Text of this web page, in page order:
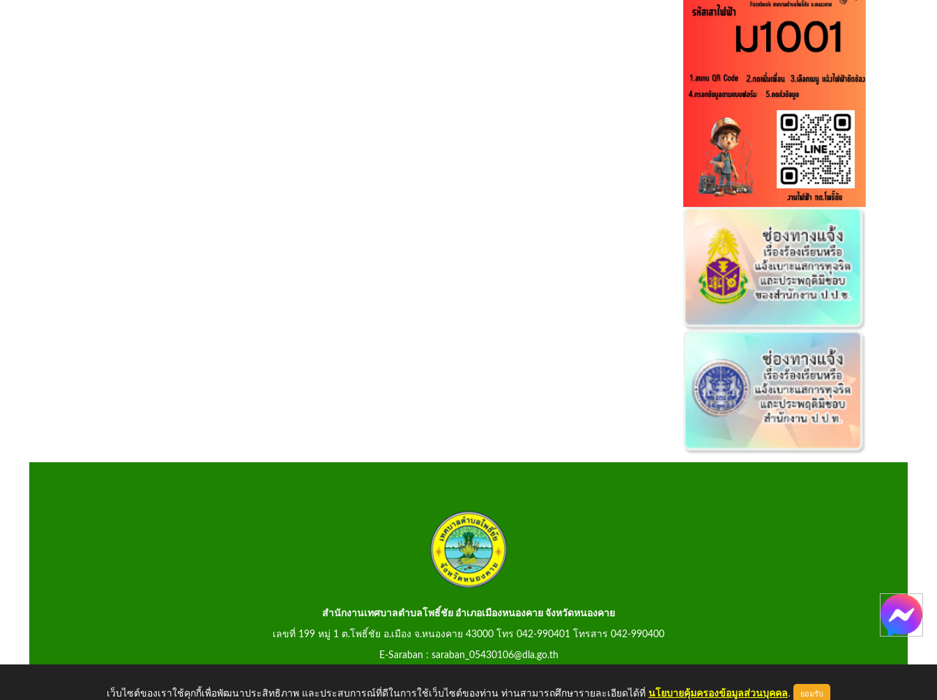
สำนักงานเทศบาลตำบลโพธิ์ชัย อำเภอเมืองหนองคาย จังหวัดหนองคาย
เลขที่ 199 หมู่ 1 ต.โพธิ์ชัย อ.เมือง จ.หนองคาย 43000 โทร 042-990401 โทรสาร 042-990400
E-Saraban : saraban_05430106@dla.go.th
เว็บไซต์ของเราใช้คุกกี้เพื่อพัฒนาประสิทธิภาพ และประสบการณ์ที่ดีในการใช้เว็บไซต์ของท่าน ท่านสามารถศึกษารายละเอียดได้ที่ นโยบายคุ้มครองข้อมูลส่วนบุคคล. ยอมรับ